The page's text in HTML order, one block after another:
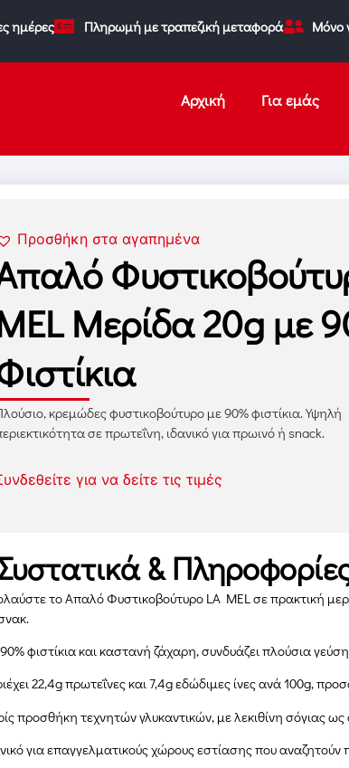
ημέρες Πληρωμή με τραπεζική μεταφορά Μόνο
Αρχική Για εμάς
Προσθήκη στα αγαπημένα
Μερίδα 20g με
κρεμώδες φυστικοβούτυρο με 90% φιστίκια. Υψηλή
σε πρωτεΐνη, ιδανικό για πρωινό ή snack.
για να δείτε τις τιμές
&
το Απαλό Φυστικοβούτυρο LA MEL σε πρακτική
φιστίκια και καστανή ζάχαρη, συνδυάζει πλούσια
22,4g πρωτεΐνες και 7,4g εδώδιμες ίνες ανά 100g,
προσθήκη τεχνητών γλυκαντικών, με λεκιθίνη σόγιας
για επαγγελματικούς χώρους εστίασης που αναζητούν